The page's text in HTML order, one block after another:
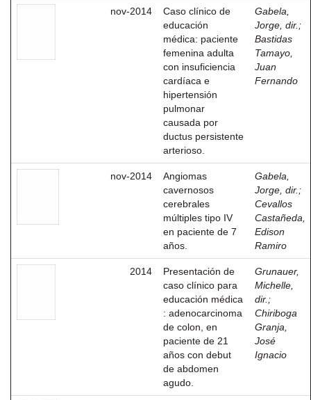
nov-2014
Caso clínico de
educación
médica: paciente
femenina adulta
con insuficiencia
cardíaca e
hipertensión
pulmonar
causada por
ductus persistente
arterioso.
Gabela,
Jorge, dir. ;
Bastidas
Tamayo,
Juan
Fernando
nov-2014
Angiomas
cavernosos
cerebrales
múltiples tipo IV
en paciente de 7
años.
Gabela,
Jorge, dir. ;
Cevallos
Castañeda,
Edison
Ramiro
2014
Presentación de
caso clínico para
educación médica
: adenocarcinoma
de colon, en
paciente de 21
años con debut
de abdomen
agudo.
Grunauer,
Michelle,
dir. ;
Chiriboga
Granja,
José
Ignacio